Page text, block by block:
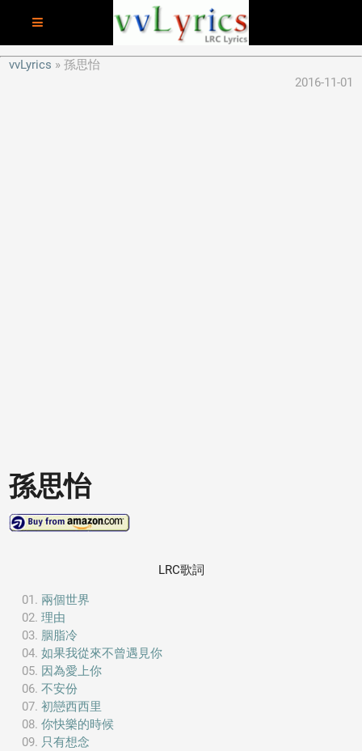
vvLyrics
孫思怡
2016-11-01
孫思怡
LRC歌詞
兩個世界
理由
胭脂冷
如果我從來不曾遇見你
因為愛上你
不安份
初戀西西里
你快樂的時候
只有想念